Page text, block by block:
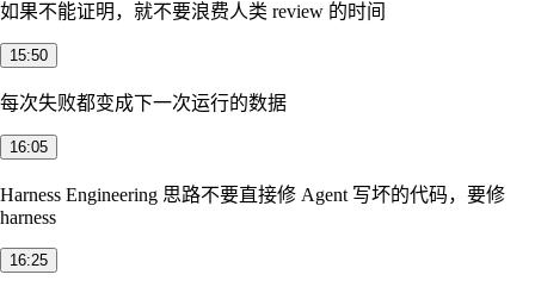
如果不能证明，就不要浪费人类 review 的时间
15:50
每次失败都变成下一次运行的数据
16:05
Harness Engineering 思路不要直接修 Agent 写坏的代码，要修
harness
16:25